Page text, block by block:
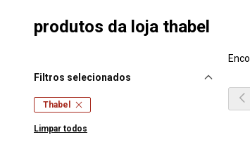
produtos da loja thabel
Filtros selecionados
Thabel
Limpar todos